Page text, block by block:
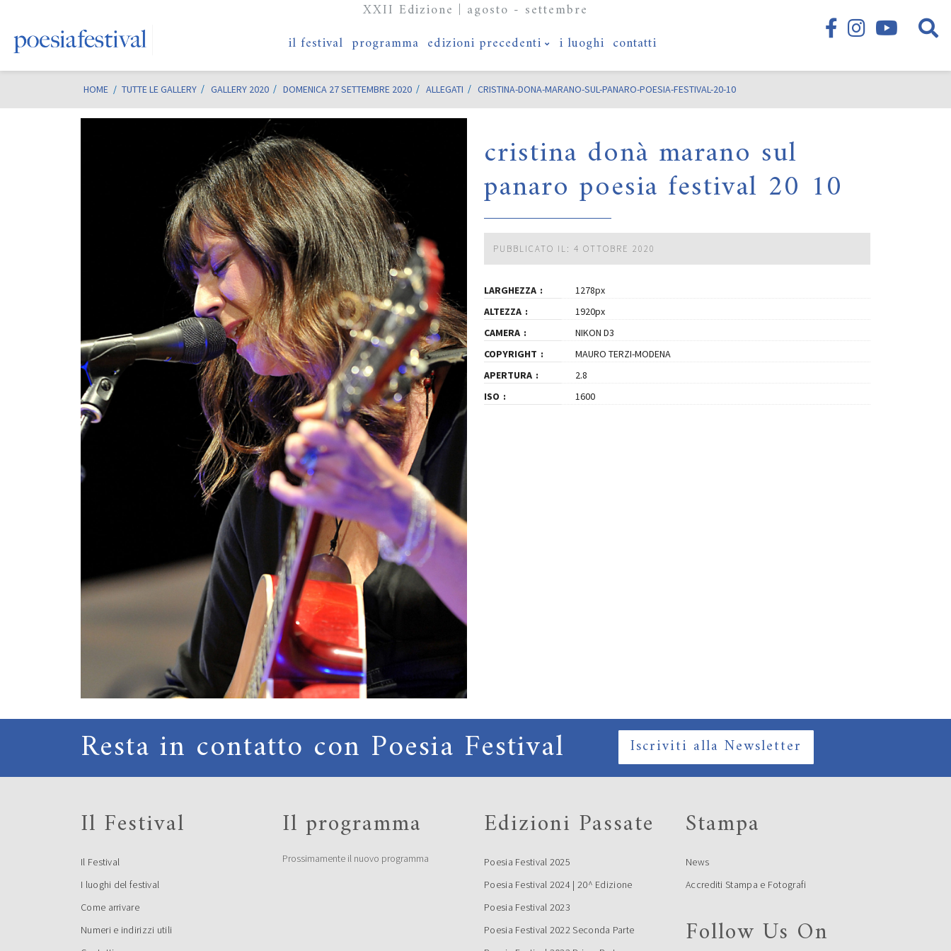
XXII Edizione | agosto - settembre
il festival programma edizioni precedenti i luoghi contatti
HOME / TUTTE LE GALLERY GALLERY 2020 DOMENICA 27 SETTEMBRE 2020 ALLEGATI CRISTINA-DONA-MARANO-SUL-PANARO-POESIA-FESTIVAL-20-10
cristina donà marano sul
panaro poesia festival 20 10
PUBBLICATO IL: 4 OTTOBRE 2020
LARGHEZZA
1278px
ALTEZZA
1920px
CAMERA
NIKON D3
COPYRIGHT
MAURO TERZI-MODENA
APERTURA
2.8
ISO
1600
Resta in contatto con Poesia Festival Iscriviti alla Newsletter
Il Festival
Il Festival
I luoghi del festival
Come arrivare
Numeri e indirizzi utili
Il programma
Prossimamente il nuovo programma
Edizioni Passate
Poesia Festival 2025
Poesia Festival 2024 | 20^ Edizione
Poesia Festival 2023
Poesia Festival 2022 Seconda Parte
Stampa
News
Accrediti Stampa e Fotografi
Follow Us On